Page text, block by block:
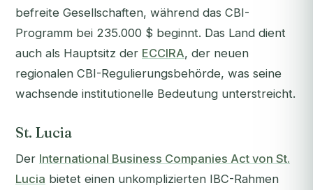
befreite Gesellschaften, während das CBI-
Programm bei 235.000 $ beginnt. Das Land dient
auch als Hauptsitz der ECCIRA, der neuen
regionalen CBI-Regulierungsbehörde, was seine
wachsende institutionelle Bedeutung unterstreicht.
St. Lucia
Der International Business Companies Act von St.
Lucia bietet einen unkomplizierten IBC-Rahmen